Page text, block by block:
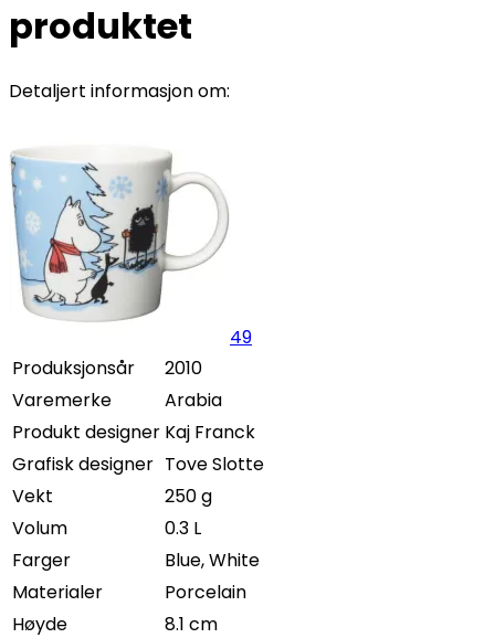
produktet
Detaljert informasjon om:
49
Produksjonsår
2010
Varemerke
Arabia
Produkt designer Kaj Franck
Grafisk designer Tove Slotte
Vekt
250 g
Volum
0.3 L
Farger
Blue, White
Materialer
Porcelain
Høyde
8.1 cm